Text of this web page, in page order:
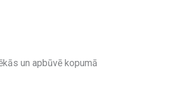
un apbūvē kopumā